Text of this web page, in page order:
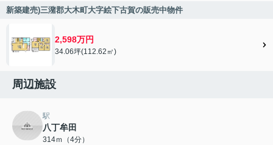
新築建売)三潴郡大木町大字絵下古賀の販売中物件
2,598万円
34.06坪(112.62㎡)
周辺施設
駅
八丁牟田
314ｍ（4分）